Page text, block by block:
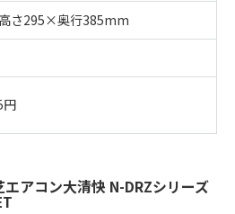
さ295×奥行385mm
円
アコン大清快 N-DRZシリーズ